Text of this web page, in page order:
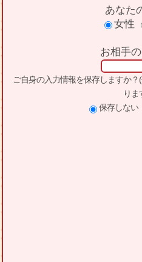
あなた
女性
お相手
ご自身の入力情報を保存しますか
りま
保存しない